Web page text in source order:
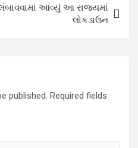
આવ્યું આ રાજ્યમાં
લોકડાઉન
published. Required fields